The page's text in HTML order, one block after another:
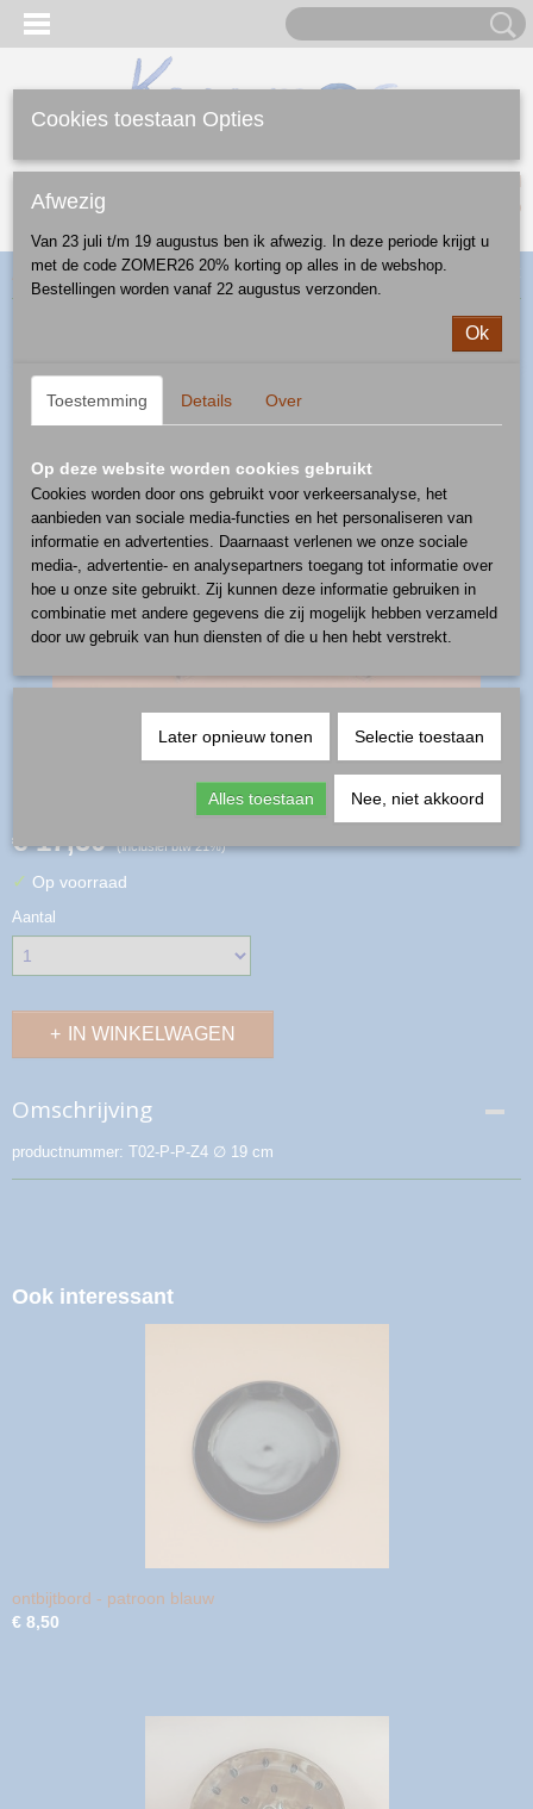
(0)
Home >Webshop>Borden>plat bord > ontbijtbord - patroon P-Z4
ontbijtbord - patroon P-Z4
€ 17,50 (inclusief btw 21%)
✓ Op voorraad
Aantal
IN WINKELWAGEN
Omschrijving
productnummer: T02-P-P-Z4 ∅ 19 cm
Ook interessant
ontbijtbord - patroon blauw
€ 8,50
Cookies toestaan Opties
Afwezig
Van 23 juli t/m 19 augustus ben ik afwezig. In deze periode krijgt u
met de code ZOMER26 20% korting op alles in de webshop.
Bestellingen worden vanaf 22 augustus verzonden.
Ok
Toestemming Details Over
Op deze website worden cookies gebruikt
Cookies worden door ons gebruikt voor verkeersanalyse, het
aanbieden van sociale media-functies en het personaliseren van
informatie en advertenties. Daarnaast verlenen we onze sociale
media-, advertentie- en analysepartners toegang tot informatie over
hoe u onze site gebruikt. Zij kunnen deze informatie gebruiken in
combinatie met andere gegevens die zij mogelijk hebben verzameld
door uw gebruik van hun diensten of die u hen hebt verstrekt.
Later opnieuw tonen Selectie toestaan
Alles toestaan Nee, niet akkoord